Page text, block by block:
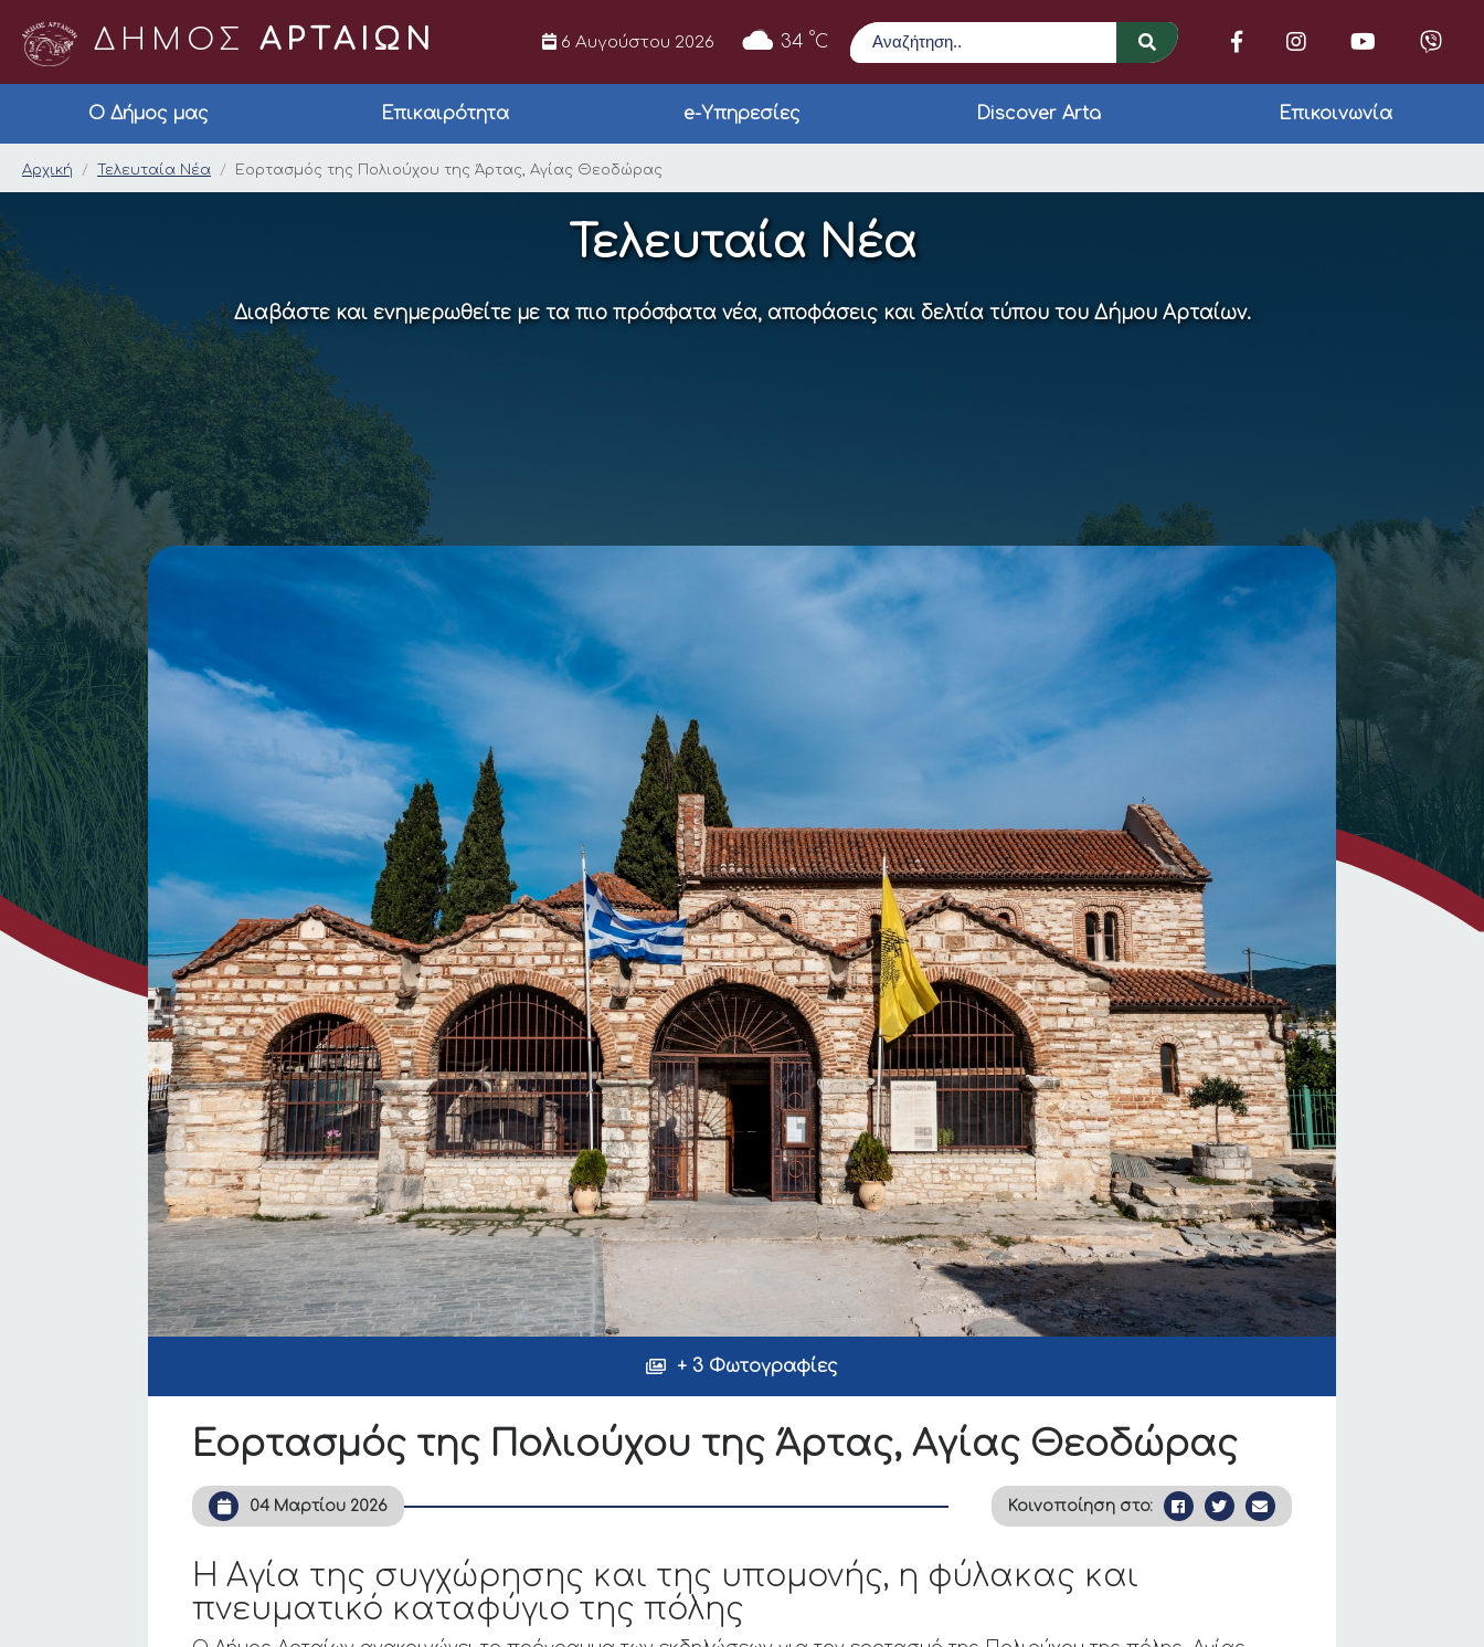
ΔΗΜΟΣ ΑΡΤΑΙΩΝ 6 Αυγούστου 2026 34 °C
Αναζήτηση
Ο Δήμος μας Επικαιρότητα e-Υπηρεσίες Discover Arta Επικοινωνία
Εορτασμός της Πολιούχου της Άρτας, Αγίας Θεοδώρας
Αρχική Τελευταία Νέα Εορτασμός της Πολιούχου της Άρτας, Αγίας Θεοδώρας
Τελευταία Νέα
Διαβάστε και ενημερωθείτε με τα πιο πρόσφατα νέα, αποφάσεις και δελτία τύπου του Δήμου Αρταίων.
+ 3 Φωτογραφίες
Εορτασμός της Πολιούχου της Άρτας, Αγίας Θεοδώρας
04 Μαρτίου 2026 Κοινοποίηση στο:
Η Αγία της συγχώρησης και της υπομονής, η φύλακας και
πνευματικό καταφύγιο της πόλης